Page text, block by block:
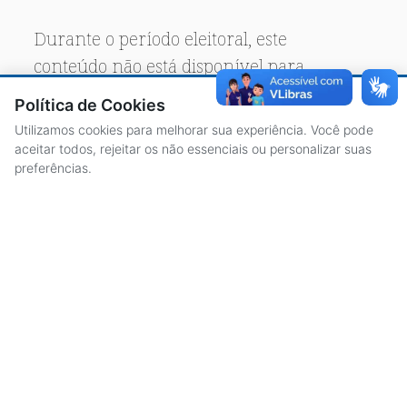
Durante o período eleitoral, este
conteúdo não está disponível para
acesso público.
Política de Cookies
Utilizamos cookies para melhorar sua experiência. Você pode
aceitar todos, rejeitar os não essenciais ou personalizar suas
preferências.